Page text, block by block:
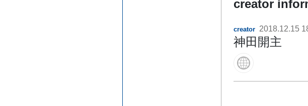
creator
creator 2018.12.15
神田開主